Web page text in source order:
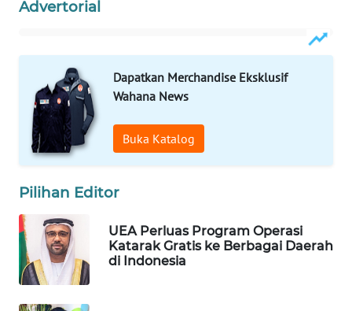
Advertorial
Dapatkan Merchandise Eksklusif
Wahana News
Buka Katalog
Pilihan Editor
UEA Perluas Program Operasi
Katarak Gratis ke Berbagai Daerah
di Indonesia
WN
BORNEO
Wahana
Media
Group
WAHANA
NEWS
WAHANA
TANI
WAHANA